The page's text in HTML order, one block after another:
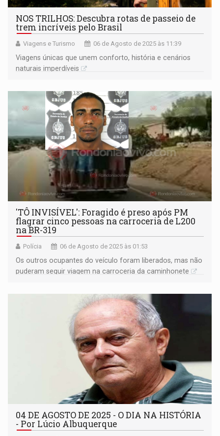
NOS TRILHOS: Descubra rotas de passeio de
trem incríveis pelo Brasil
Viagens e Turismo 06 de Agosto de 2025 às 11:39
Viagens únicas que unem conforto, história e cenários
naturais imperdíveis
'TÔ INVISÍVEL': Foragido é preso após PM
flagrar cinco pessoas na carroceria de L200
na BR-319
Polícia 06 de Agosto de 2025 às 01:53
Os outros ocupantes do veículo foram liberados, mas não
puderam seguir viagem na carroceria da caminhonete
04 DE AGOSTO DE 2025 - O DIA NA HISTÓRIA
- Por Lúcio Albuquerque